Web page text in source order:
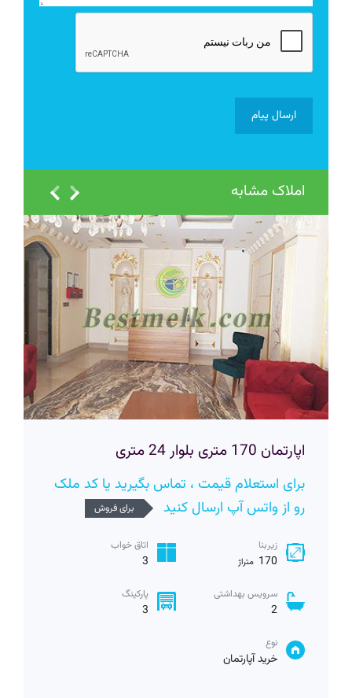
املاک مشابه
اپارتمان 170 متری بلوار 24 متری
برای استعلام قیمت ، تماس بگیرید یا کد ملک
رو از واتس آپ ارسال کنید
برای فروش
زیربنا
170 متراژ
اتاق خواب
3
سرویس بهداشتی
2
پارکینگ
3
نوع
خرید آپارتمان